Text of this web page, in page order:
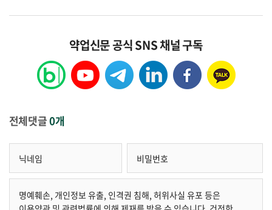
약업신문 공식 SNS 채널 구독
전체댓글0개